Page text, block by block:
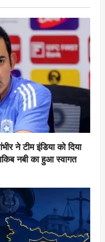
ने टीम इंडिया को दिया
नबी का हुआ स्वागत